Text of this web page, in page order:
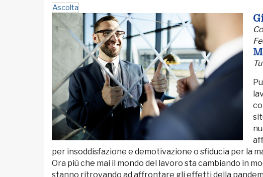
Ascolta
per insoddisfazione e demotivazione o sfiducia per la
Ora più che mai il mondo del lavoro sta cambiando in
stanno ritrovando ad affrontare gli effetti della